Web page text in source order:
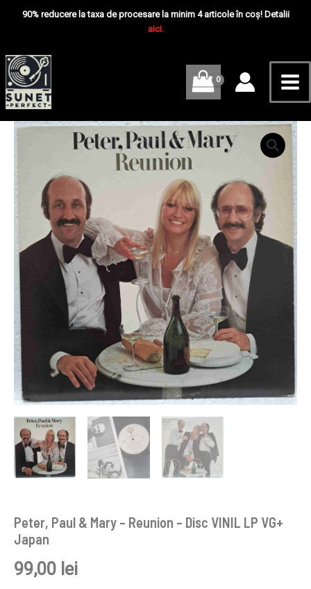
90% reducere la taxa de procesare la minim 4 articole în coș! Detalii
aici.
Peter, Paul & Mary – Reunion – Disc VINIL LP VG+
Japan
99,00 lei
Cantitate
Peter,
Paul
&
Mary
–
Reunion
-
Disc
VINIL
LP
Japan
–